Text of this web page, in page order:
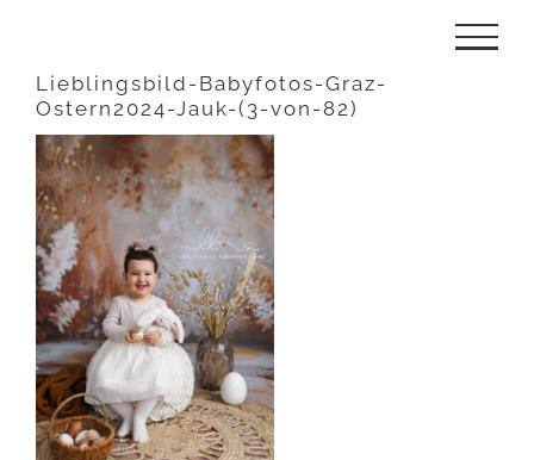
springen
Lieblingsbild-Babyfotos-Graz-
Ostern2024-Jauk-(3-von-82)